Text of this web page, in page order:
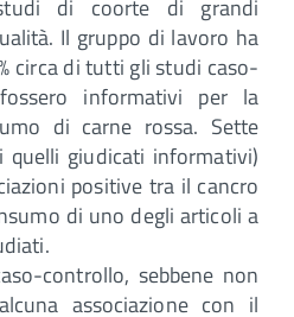
di coorte di grandi
Il gruppo di lavoro ha
circa di tutti gli studi caso-
informativi per la
di carne rossa. Sette
giudicati informativi)
positive tra il cancro
di uno degli articoli a
controllo, sebbene non
associazione con il